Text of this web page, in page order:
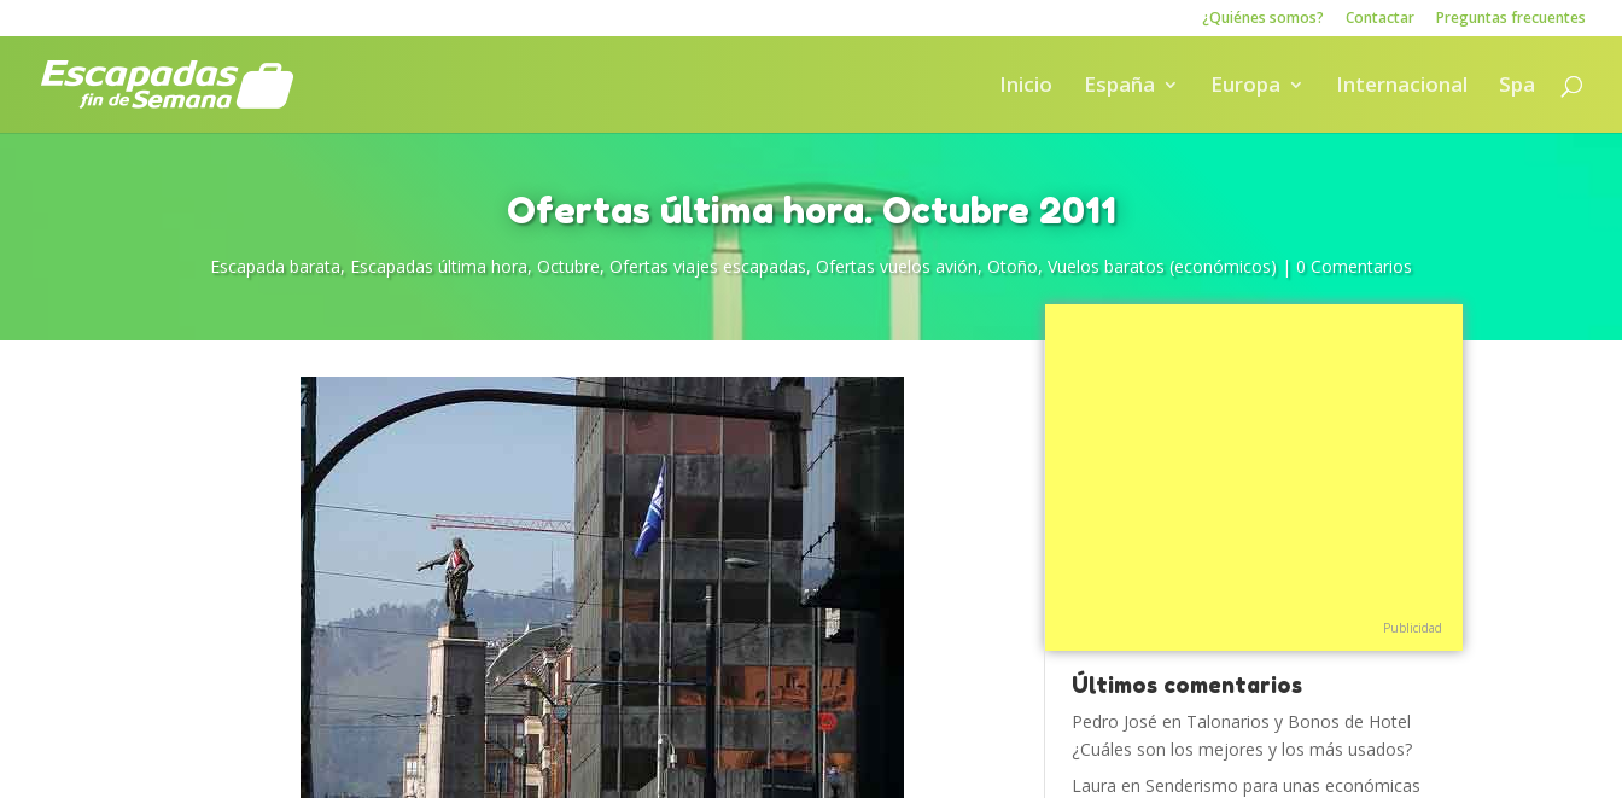
¿Quiénes somos? Contactar Preguntas frecuentes
Inicio España Europa Internacional Spa
Ofertas última hora. Octubre 2011
Escapada barata, Escapadas última hora, Octubre, Ofertas viajes escapadas, Ofertas vuelos avión, Otoño, Vuelos baratos (económicos)| 0 Comentarios
Publicidad
Últimos comentarios
Pedro José en Talonarios y Bonos de Hotel
¿Cuáles son los mejores y los más usados?
Laura en Senderismo para unas económicas